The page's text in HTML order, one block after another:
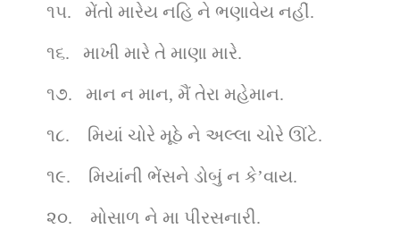
૧૫.   મેંતો મારેય નહિ ને ભણાવેય નહીં.
૧૬.   માખી મારે તે માણા મારે.
૧૭.   માન ન માન, મૈં તેરા મહેમાન.
૧૮.    મિયાં ચોરે મૂઠે ને અલ્લા ચોરે ઊંટે.
૧૯.    મિયાંની ભેંસને ડોબું ન કે’વાય.
૨૦.    મોસાળ ને મા પીરસનારી.